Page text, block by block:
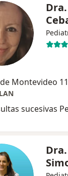
Montevideo
sucesivas